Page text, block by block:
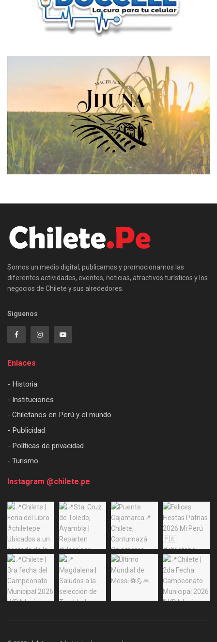
Somos un medio digital, publicamos y promocionamos las
diferentes actividades, eventos, noticias, atractivos turísticos y los
negocios de Chilete y sus alrededores.
Síguenos
Enlaces
- Historia
- Instituciones
- Chiletanos en Perú y el mundo
- Publicidad
- Políticas de privacidad
- Turismo
Instagram @chilete.pe